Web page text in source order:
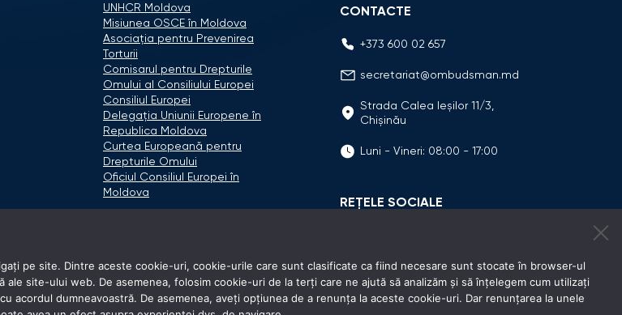
UNHCR Moldova
Misiunea OSCE în Moldova
Asociaţia pentru Prevenirea
Torturii
Comisarul pentru Drepturile
Omului al Consiliului Europei
Consiliul Europei
Delegaţia Uniunii Europene în
Republica Moldova
Curtea Europeană pentru
Drepturile Omului
Oficiul Consiliul Europei în
Moldova
CONTACTE
+373 600 02 657
secretariat@ombudsman.md
Strada Calea Ieşilor 11/3,
Chişinău
Luni - Vineri: 08:00 - 17:00
REȚELE SOCIALE
pe site. Dintre aceste cookie-uri, cookie-urile care sunt clasificate ca fiind necesare sunt stocate în browser-ul
site-ului web. De asemenea, folosim cookie-uri de la terți care ne ajută să analizăm și să înțelegem cum utilizați
dumneavoastră. De asemenea, aveți opțiunea de a renunța la aceste cookie-uri. Dar renunțarea la unele